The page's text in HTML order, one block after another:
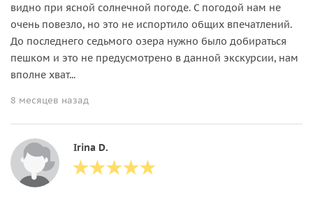
видно при ясной солнечной погоде. С погодой нам не
очень повезло, но это не испортило общих впечатлений.
До последнего седьмого озера нужно было добираться
пешком и это не предусмотрено в данной экскурсии, нам
вполне хват...
8 месяцев назад
Irina D.